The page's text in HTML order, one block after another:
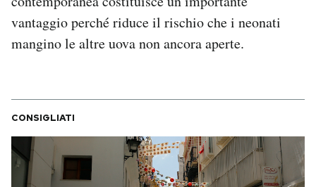
vantaggio perché riduce il rischio che i neonati
mangino le altre uova non ancora aperte.
CONSIGLIATI